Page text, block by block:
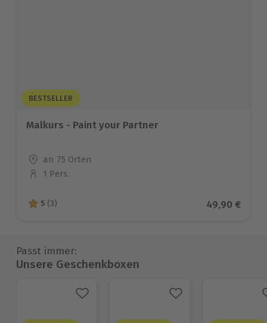
BESTSELLER
Malkurs - Paint your Partner
Standort
an 75 Orten
Anzahl der Teilnehmer
1 Pers.
5 von 5 Sternen basierend auf 3 Bewertungen
5 (3) Aktueller
49,90 €
Passt immer:
Unsere Geschenkboxen